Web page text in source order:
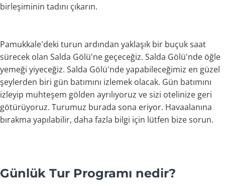
birleşiminin tadını çıkarın.
Pamukkale'deki turun ardından yaklaşık bir buçuk saat
sürecek olan Salda Gölü'ne geçeceğiz. Salda Gölü'nde öğle
yemeği yiyeceğiz. Salda Gölü'nde yapabileceğimiz en güzel
şeylerden biri gün batımını izlemek olacak. Gün batımını
izleyip muhteşem gölden ayrılıyoruz ve sizi otelinize geri
götürüyoruz. Turumuz burada sona eriyor. Havaalanına
bırakma yapılabilir, daha fazla bilgi için lütfen bize sorun.
Günlük Tur Programı nedir?